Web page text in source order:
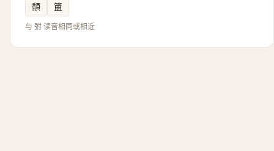
䫝
簠
与 弣 读音相同或相近